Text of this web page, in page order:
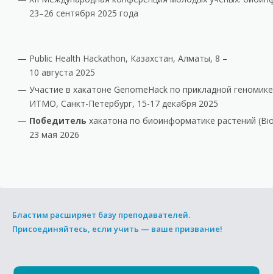
23–26 сентября 2025 года
Public Health Hackathon, Казахстан, Алматы, 8 –
10 августа 2025
Участие в хакатоне GenomeHack по прикладной
ИТМО, Санкт-Петербург, 15-17 декабря 2025
Победительхакатона по биоинформатике растений
23 мая 2026
Бластим расширяет базу преподавателей.
Присоединяйтесь, если учить — ваше призвание!